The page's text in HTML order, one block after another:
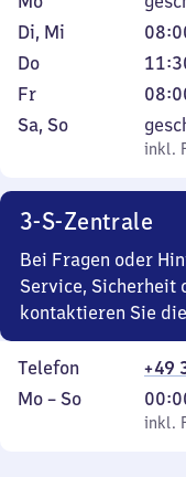
Dienstag
und
Mittwoch
Di, Mi
Von
8
Uhr
13
30
Donnerstag
Do
Von
11
30
17
Uhr
30
Freitag
Fr
Von
8
Uhr
Uhr
30
Samstag
Sa, So,
inkl.
inkl.
3-S-Zentrale
Bei Fragen oder
Service, Sicherheit
kontaktieren Sie
Telefon
+49
Montag
Mo – So,
inkl.
Von
0
inkl.